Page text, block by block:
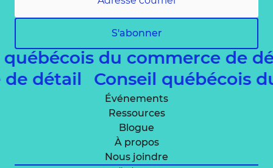
S'abonner
québécois du commerce de
de détail
Conseil québécois
Événements
Ressources
Blogue
À propos
Nous joindre